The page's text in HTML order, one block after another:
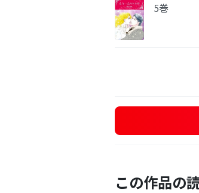
5巻
この作品の